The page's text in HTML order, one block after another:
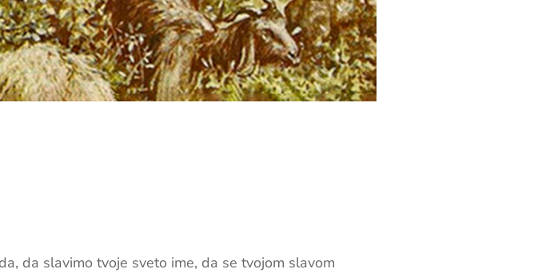
da slavimo tvoje sveto ime, da se tvojom slavom